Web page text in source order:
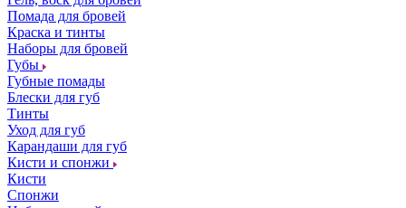
Помада для бровей
Краска и тинты
Наборы для бровей
Губы
Губные помады
Блески для губ
Тинты
Уход для губ
Карандаши для губ
Кисти и спонжи
Кисти
Спонжи